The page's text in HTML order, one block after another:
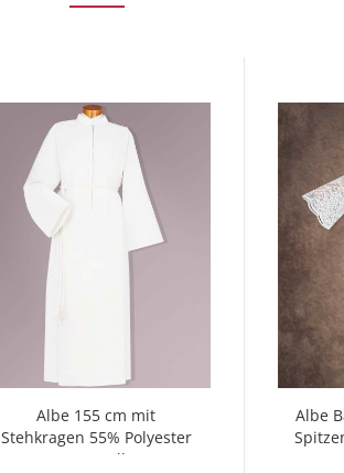
Albe 155 cm mit
Stehkragen 55% Polyester
45% Wolle
Albe